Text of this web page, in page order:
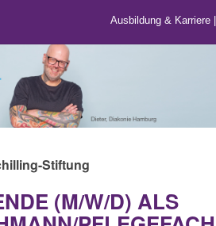
Ausbildung & Karriere
Stiftung
(M/W/D) ALS